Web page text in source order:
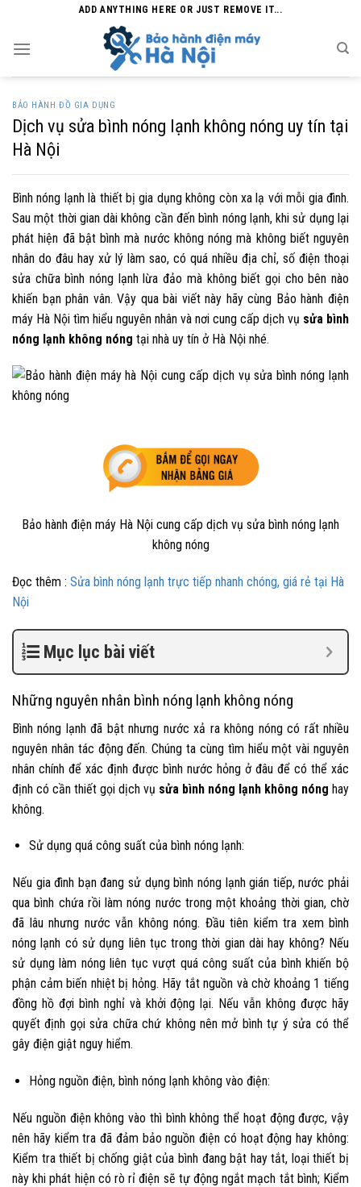
content
ADD ANYTHING HERE OR JUST REMOVE IT...
BẢO HÀNH ĐỒ GIA DỤNG
Dịch vụ sửa bình nóng lạnh không nóng uy tín tại
Hà Nội
Bình nóng lạnh là thiết bị gia dụng không còn xa lạ với mỗi gia đình.
Sau một thời gian dài không cần đến bình nóng lạnh, khi sử dụng lại
phát hiện đã bật bình mà nước không nóng mà không biết nguyên
nhân do đâu hay xử lý làm sao, có quá nhiều địa chỉ, số điện thoại
sửa chữa bình nóng lạnh lừa đảo mà không biết gọi cho bên nào
khiến bạn phân vân. Vậy qua bài viết này hãy cùng Bảo hành điện
máy Hà Nội tìm hiểu nguyên nhân và nơi cung cấp dịch vụ sửa bình
nóng lạnh không nóng tại nhà uy tín ở Hà Nội nhé.
Bảo hành điện máy Hà Nội cung cấp dịch vụ sửa bình nóng lạnh
không nóng
Đọc thêm : Sửa bình nóng lạnh trực tiếp nhanh chóng, giá rẻ tại Hà
Nội
Mục lục bài viết
Những nguyên nhân bình nóng lạnh không nóng
Bình nóng lạnh đã bật nhưng nước xả ra không nóng có rất nhiều
nguyên nhân tác động đến. Chúng ta cùng tìm hiểu một vài nguyên
nhân chính để xác định được bình nước hỏng ở đâu để có thể xác
định có cần thiết gọi dịch vụ sửa bình nóng lạnh không nóng hay
không.
Sử dụng quá công suất của bình nóng lạnh:
Nếu gia đình bạn đang sử dụng bình nóng lạnh gián tiếp, nước phải
qua bình chứa rồi làm nóng nước trong một khoảng thời gian, chờ
đã lâu nhưng nước vẫn không nóng. Đầu tiên kiểm tra xem bình
nóng lạnh có sử dụng liên tục trong thời gian dài hay không? Nếu
sử dụng làm nóng liên tục vượt quá công suất của bình khiến bộ
phận cảm biến nhiệt bị hỏng. Hãy tắt nguồn và chờ khoảng 1 tiếng
đồng hồ đợi bình nghỉ và khởi động lại. Nếu vẫn không được hãy
quyết định gọi sửa chữa chứ không nên mở bình tự ý sửa có thể
gây điện giật nguy hiểm.
Hỏng nguồn điện, bình nóng lạnh không vào điện:
Nếu nguồn điện không vào thì bình không thể hoạt động được, vậy
nên hãy kiểm tra đã đảm bảo nguồn điện có hoạt động hay không:
Kiểm tra thiết bị chống giật của bình đang bật hay tắt, loại thiết bị
này khi phát hiện có rò rỉ điện sẽ tự động ngắt mạch tắt bình; Kiểm